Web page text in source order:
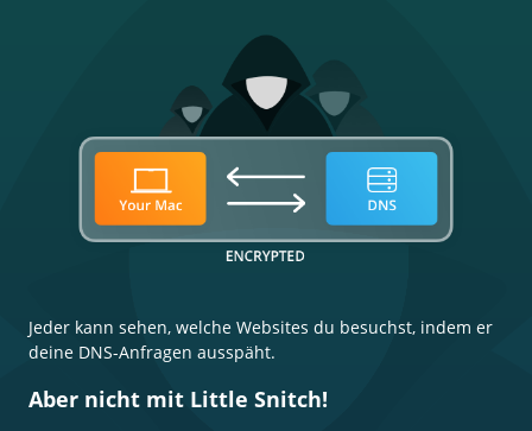
Jeder kann sehen, welche Websites du besuchst, indem er
deine DNS-Anfragen ausspäht.
Aber nicht mit Little Snitch!